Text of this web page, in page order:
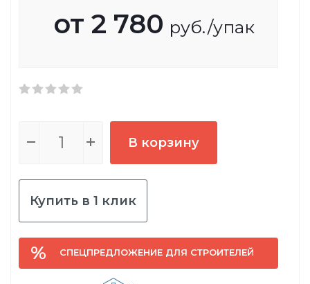
от 2 780 руб./упак
В корзину
Купить в 1 клик
СПЕЦПРЕДЛОЖЕНИЕ ДЛЯ СТРОИТЕЛЕЙ